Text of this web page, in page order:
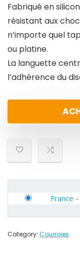
Fabriqué en
résistant aux
n’importe quel
ou platine.
La languette
l’adhérence du
France -
Category: Courroies